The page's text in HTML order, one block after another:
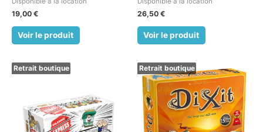
5
19,00 €
Voir le produit
5
26,50 €
Voir le produit
Retrait boutique Retrait boutique